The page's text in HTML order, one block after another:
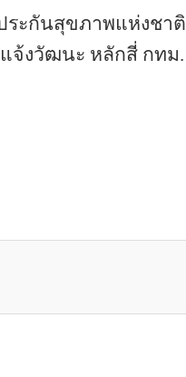
ระกันสุขภาพแห่งชาติ
แจ้งวัฒนะ หลักสี่ กทม.